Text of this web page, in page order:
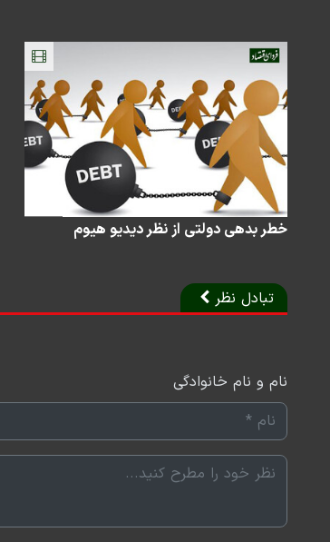
خطر بدهی دولتی از نظر دیدیو هیوم
تبادل نظر
نام و نام خانوادگی